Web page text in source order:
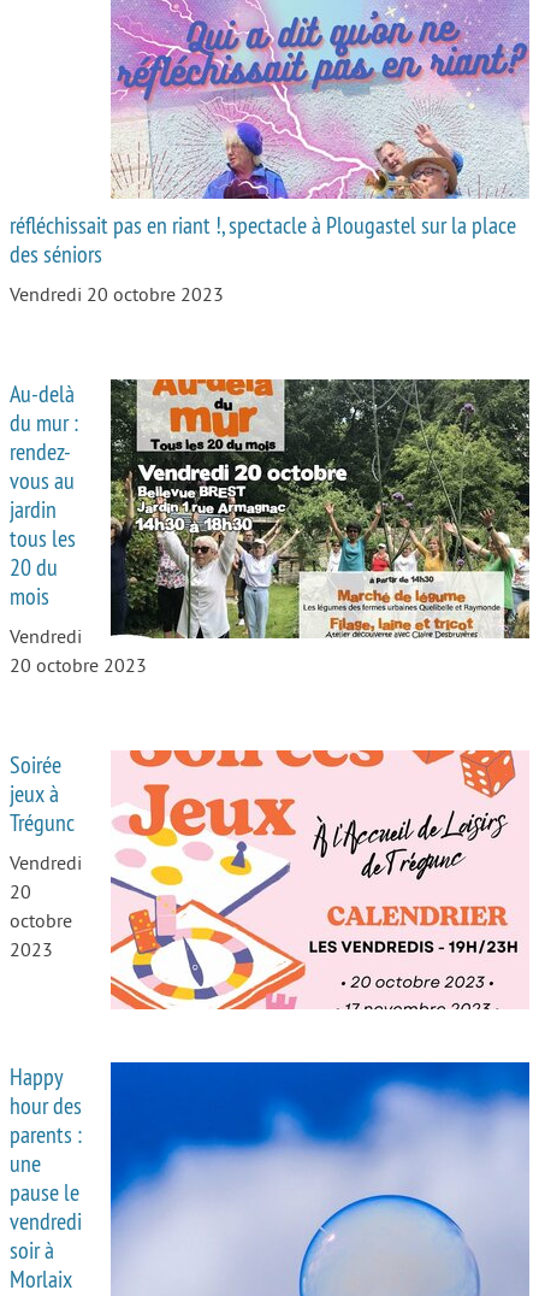
réfléchissait pas en riant !, spectacle à Plougastel sur la place
des séniors
Vendredi 20 octobre 2023
Au-delà
du mur :
rendez-
vous au
jardin
tous les
20 du
mois
Vendredi
20 octobre 2023
Soirée
jeux à
Trégunc
Vendredi
20
octobre
2023
Happy
hour des
parents :
une
pause le
vendredi
soir à
Morlaix